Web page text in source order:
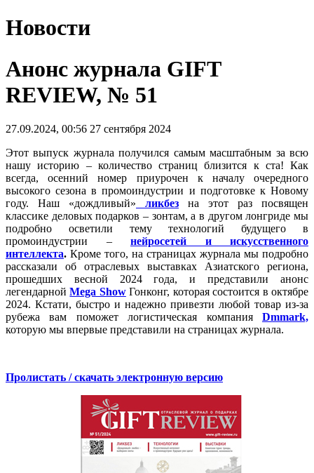
Новости
Анонс журнала GIFT
REVIEW, № 51
27.09.2024, 00:56 27 сентября 2024
Этот выпуск журнала получился самым масштабным за всю
нашу историю – количество страниц близится к ста! Как
всегда, осенний номер приурочен к началу очередного
высокого сезона в промоиндустрии и подготовке к Новому
году. Наш «дождливый» ликбез на этот раз посвящен
классике деловых подарков – зонтам, а в другом лонгриде мы
подробно осветили тему технологий будущего в
промоиндустрии – нейросетей и искусственного
интеллекта. Кроме того, на страницах журнала мы подробно
рассказали об отраслевых выставках Азиатского региона,
прошедших весной 2024 года, и представили анонс
легендарнойMega ShowГонконг, которая состоится в октябре
2024. Кстати, быстро и надежно привезти любой товар из-за
рубежа вам поможет логистическая компания Dmmark,
которую мы впервые представили на страницах журнала.
Пролистать / скачать электронную версию